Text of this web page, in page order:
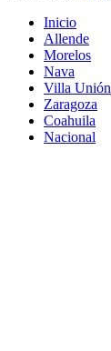
Inicio
Allende
Morelos
Nava
Villa Unión
Zaragoza
Coahuila
Nacional